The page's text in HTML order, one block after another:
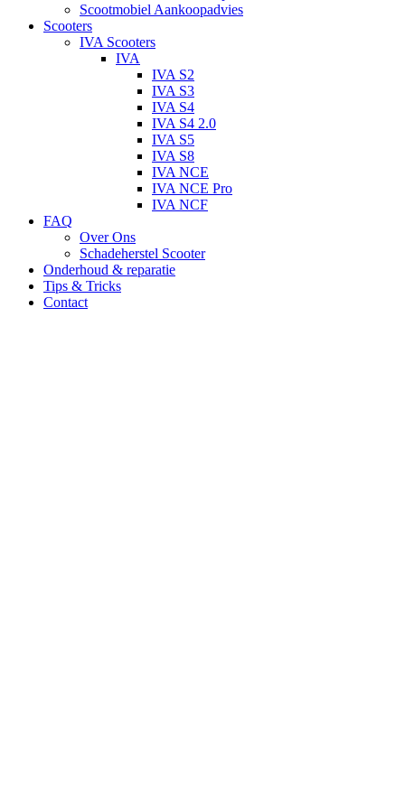
Scootmobiel Aankoopadvies
Scooters
IVA Scooters
IVA
IVA S2
IVA S3
IVA S4
IVA S4 2.0
IVA S5
IVA S8
IVA NCE
IVA NCE Pro
IVA NCF
FAQ
Over Ons
Schadeherstel Scooter
Onderhoud & reparatie
Tips & Tricks
Contact